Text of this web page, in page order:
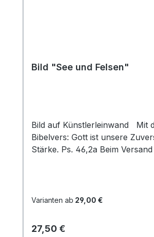
Bild "See und Felsen"
Bild auf Künstlerleinwand Mit dem
Bibelvers: Gott ist unsere
Stärke. Ps. 46,2a Beim Versand von
Sperrgut in Höhe von 28,99€
Sperrgutzuschlag 30€.
Varianten ab 29,00 €
Regulärer Preis:
27,50 €